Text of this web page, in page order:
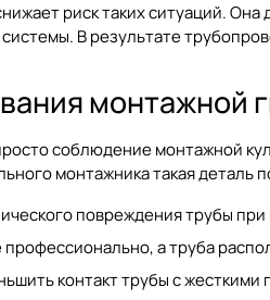
риск таких ситуаций.
В результате
монтажной
соблюдение монтажной
монтажника такая деталь
повреждения трубы
а труба
контакт трубы с